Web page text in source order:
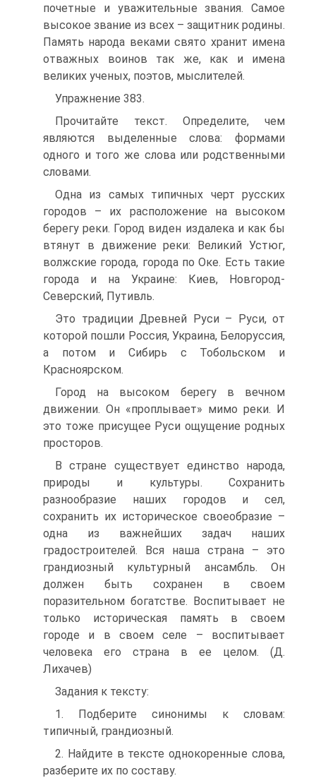
почетные и уважительные звания. Самое
высокое звание из всех – защитник родины.
Память народа веками свято хранит имена
отважных воинов так же, как и имена
великих ученых, поэтов, мыслителей.
Упражнение 383.
Прочитайте текст. Определите, чем
являются выделенные слова: формами
одного и того же слова или родственными
словами.
Одна из самых типичных черт русских
городов – их расположение на высоком
берегу реки. Город виден издалека и как бы
втянут в движение реки: Великий Устюг,
волжские города, города по Оке. Есть такие
города и на Украине: Киев, Новгород-
Северский, Путивль.
Это традиции Древней Руси – Руси, от
которой пошли Россия, Украина, Белоруссия,
а потом и Сибирь с Тобольском и
Красноярском.
Город на высоком берегу в вечном
движении. Он «проплывает» мимо реки. И
это тоже присущее Руси ощущение родных
просторов.
В стране существует единство народа,
природы и культуры. Сохранить
разнообразие наших городов и сел,
сохранить их историческое своеобразие –
одна из важнейших задач наших
градостроителей. Вся наша страна – это
грандиозный культурный ансамбль. Он
должен быть сохранен в своем
поразительном богатстве. Воспитывает не
только историческая память в своем
городе и в своем селе – воспитывает
человека его страна в ее целом. (Д.
Лихачев)
Задания к тексту:
1. Подберите синонимы к словам:
типичный, грандиозный.
2. Найдите в тексте однокоренные слова,
разберите их по составу.